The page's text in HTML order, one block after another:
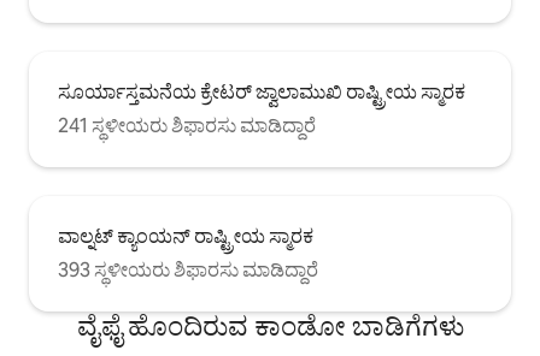
ಸೂರ್ಯಾಸ್ತಮನೆಯ ಕ್ರೇಟರ್ ಜ್ವಾಲಾಮುಖಿ ರಾಷ್ಟ್ರೀಯ ಸ್ಮಾರಕ
241 ಸ್ಥಳೀಯರು ಶಿಫಾರಸು ಮಾಡಿದ್ದಾರೆ
ವಾಲ್ನಟ್ ಕ್ಯಾಂಯನ್ ರಾಷ್ಟ್ರೀಯ ಸ್ಮಾರಕ
393 ಸ್ಥಳೀಯರು ಶಿಫಾರಸು ಮಾಡಿದ್ದಾರೆ
ವೈಫೈ ಹೊಂದಿರುವ ಕಾಂಡೋ ಬಾಡಿಗೆಗಳು